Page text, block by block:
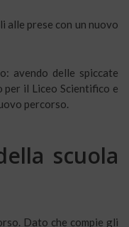
alle prese con un nuovo
avendo delle spiccate
il Liceo Scientifico e
percorso.
scuola
Dato che compie gli